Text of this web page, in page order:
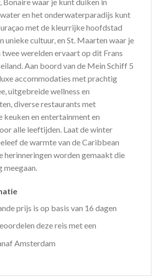
en het onderwaterparadijs kunt
met de kleurrijke hoofdstad
unieke cultuur, en St. Maarten waar je
twee werelden ervaart op dit Frans
Aan boord van de Mein Schiff 5
accommodaties met prachtig
uitgebreide wellness en
diverse restaurants met
keuken en entertainment en
alle leeftijden. Laat de winter
de warmte van de Caribbean
herinneringen worden gemaakt die
meegaan.
prijs is op basis van 16 dagen
deze reis met een
Amsterdam